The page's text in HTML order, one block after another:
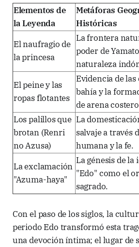
Elementos de
la Leyenda
Metáforas
Históricas
El naufragio de
la princesa
La frontera
poder de
naturaleza
El peine y las
ropas flotantes
Evidencia de
bahía y la
de arena
Los palillos que
brotan (Renri
no Azusa)
La
salvaje a través
humana y la fe.
La exclamación
"Azuma-haya"
La génesis de la
"Edo" como el
sagrado.
Con el paso de los siglos, la
periodo Edo transformó esta
una devoción íntima; el lugar de